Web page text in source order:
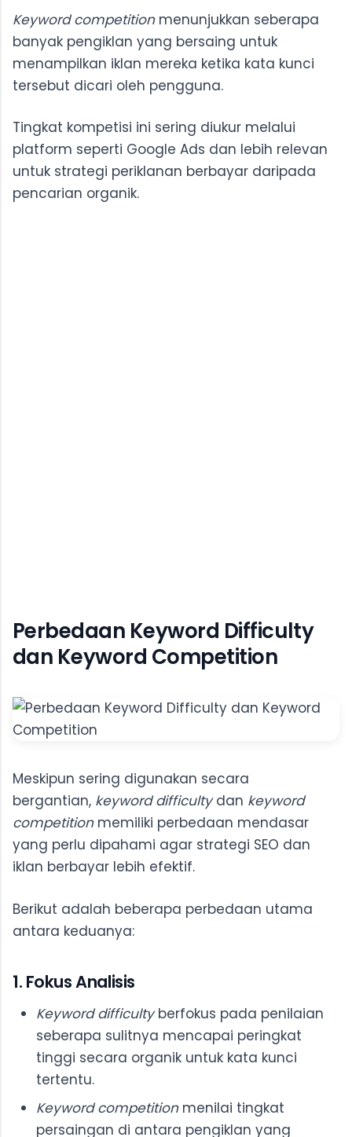
Keyword competitionmenunjukkan seberapa
banyak pengiklan yang bersaing untuk
menampilkan iklan mereka ketika kata kunci
tersebut dicari oleh pengguna.
Tingkat kompetisi ini sering diukur melalui
platform seperti Google Ads dan lebih relevan
untuk strategi periklanan berbayar daripada
pencarian organik.
Perbedaan Keyword Difficulty
dan Keyword Competition
Meskipun sering digunakan secara
bergantian, keyword difficultydan keyword
competitionmemiliki perbedaan mendasar
yang perlu dipahami agar strategi SEO dan
iklan berbayar lebih efektif.
Berikut adalah beberapa perbedaan utama
antara keduanya:
1. Fokus Analisis
Keyword difficultyberfokus pada penilaian
seberapa sulitnya mencapai peringkat
tinggi secara organik untuk kata kunci
tertentu.
Keyword competitionmenilai tingkat
persaingan di antara pengiklan yang